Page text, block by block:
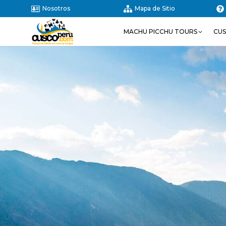
Nosotros Mapa de Sitio
MACHU PICCHU TOURS